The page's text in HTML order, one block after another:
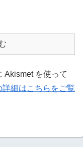
Akismet を使って
細はこちらをご覧